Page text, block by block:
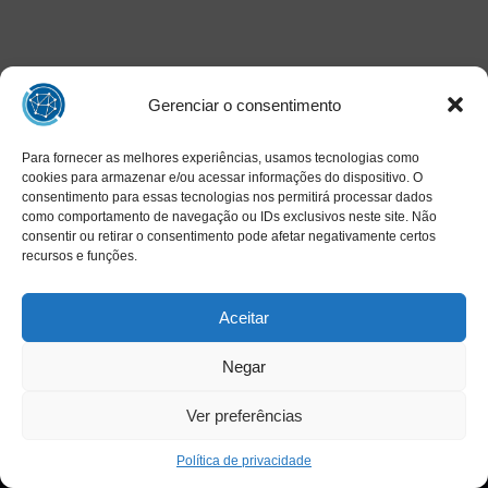
Gerenciar o consentimento
Para fornecer as melhores experiências, usamos tecnologias como
cookies para armazenar e/ou acessar informações do dispositivo. O
consentimento para essas tecnologias nos permitirá processar dados
como comportamento de navegação ou IDs exclusivos neste site. Não
consentir ou retirar o consentimento pode afetar negativamente certos
recursos e funções.
Aceitar
Negar
Ver preferências
Política de privacidade
Copyright © 2025 INAED - Todos os direitos reservados